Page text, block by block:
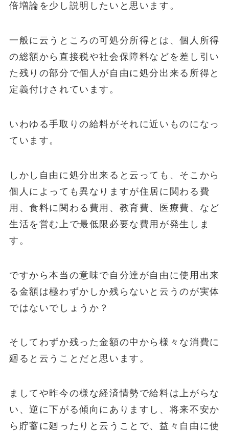
倍増論を少し説明したいと思います。
一般に云うところの可処分所得とは、個人所得
の総額から直接税や社会保障料などを差し引い
た残りの部分で個人が自由に処分出来る所得と
定義付けされています。
いわゆる手取りの給料がそれに近いものになっ
ています。
しかし自由に処分出来ると云っても、そこから
個人によっても異なりますが住居に関わる費
用、食料に関わる費用、教育費、医療費、など
生活を営む上で最低限必要な費用が発生しま
す。
ですから本当の意味で自分達が自由に使用出来
る金額は極わずかしか残らないと云うのが実体
ではないでしょうか？
そしてわずか残った金額の中から様々な消費に
廻ると云うことだと思います。
ましてや昨今の様な経済情勢で給料は上がらな
い、逆に下がる傾向にありますし、将来不安か
ら貯蓄に廻ったりと云うことで、益々自由に使